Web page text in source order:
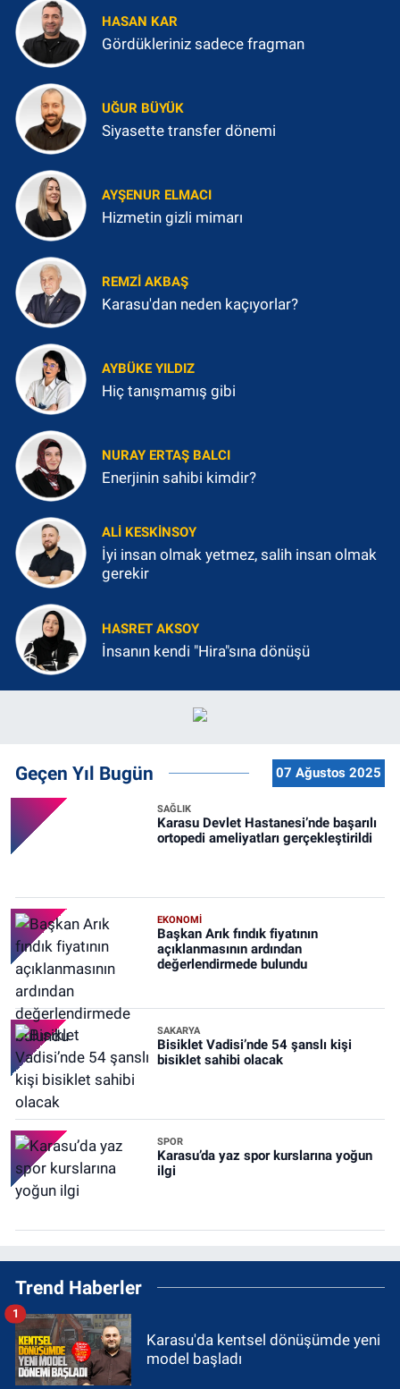
HASAN KAR
Gördükleriniz sadece fragman
UĞUR BÜYÜK
Siyasette transfer dönemi
AYŞENUR ELMACI
Hizmetin gizli mimarı
REMZI AKBAŞ
Karasu'dan neden kaçıyorlar?
AYBÜKE YILDIZ
Hiç tanışmamış gibi
NURAY ERTAŞ BALCI
Enerjinin sahibi kimdir?
ALI KESKINSOY
İyi insan olmak yetmez, salih insan olmak
gerekir
HASRET AKSOY
İnsanın kendi "Hira"sına dönüşü
Geçen Yıl Bugün 07 Ağustos 2025
SAĞLIK
Karasu Devlet Hastanesi’nde başarılı
ortopedi ameliyatları gerçekleştirildi
EKONOMİ
Başkan Arık fındık fiyatının
açıklanmasının ardından
değerlendirmede bulundu
SAKARYA
Bisiklet Vadisi’nde 54 şanslı kişi
bisiklet sahibi olacak
SPOR
Karasu’da yaz spor kurslarına yoğun
ilgi
Trend Haberler
Karasu'da kentsel dönüşümde yeni
model başladı
1